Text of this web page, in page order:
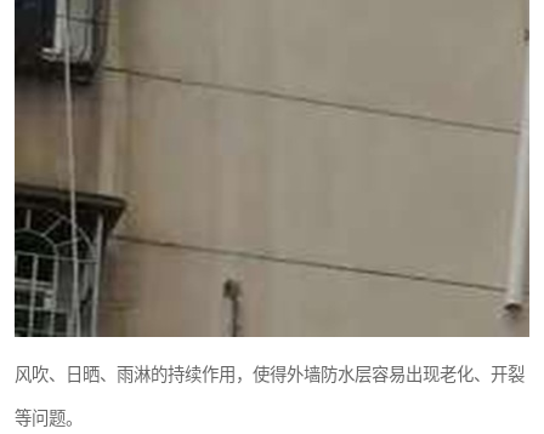
风吹、日晒、雨淋的持续作用，使得外墙防水层容易出现老化、开裂
等问题。